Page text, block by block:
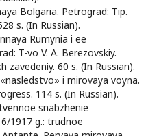
Bolgaria. Petrograd: Tip.
s. (In Russian).
Rumynia i ee
T-vo V. A. Berezovskіy.
zavedenіy. 60 s. (In Russian).
i mirovaya voyna.
114 s. (In Russian).
snabzhenie
1917 g.: trudnoe